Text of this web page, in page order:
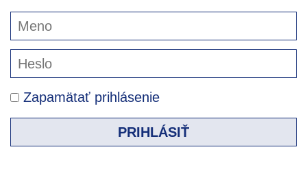
Zapamätať prihlásenie
PRIHLÁSIŤ